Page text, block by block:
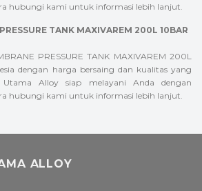
hubungi kami untuk informasi lebih lanjut.
TANK MAXIVAREM 200L 10BAR
PRESSURE TANK MAXIVAREM 200L
dengan harga bersaing dan kualitas yang
Alloy siap melayani Anda dengan
hubungi kami untuk informasi lebih lanjut.
ALLOY